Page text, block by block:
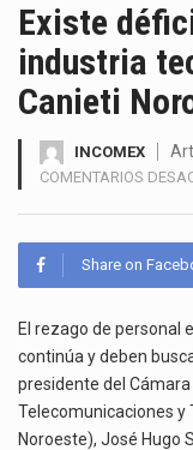
Existe
industria
Canieti
INCOMEX
COMENTARIOS
Share on
El rezago de personal
continúa y deben
presidente del
Telecomunicaciones y
Noroeste), José Hugo